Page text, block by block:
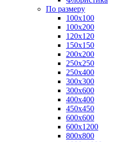
По размеру
100х100
100х200
120х120
150х150
200х200
250х250
250х400
300х300
300х600
400х400
450х450
600х600
600х1200
800х800